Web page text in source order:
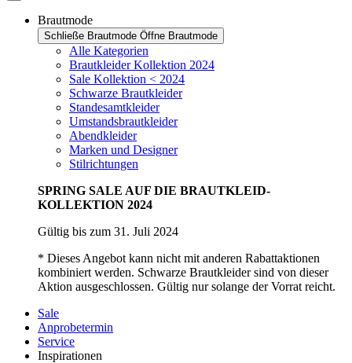
Brautmode
Schließe Brautmode Öffne Brautmode
Alle Kategorien
Brautkleider Kollektion 2024
Sale Kollektion < 2024
Schwarze Brautkleider
Standesamtkleider
Umstandsbrautkleider
Abendkleider
Marken und Designer
Stilrichtungen
SPRING SALE AUF DIE BRAUTKLEID-
KOLLEKTION 2024
Gültig bis zum 31. Juli 2024
* Dieses Angebot kann nicht mit anderen Rabattaktionen
kombiniert werden. Schwarze Brautkleider sind von dieser
Aktion ausgeschlossen. Gültig nur solange der Vorrat reicht.
Sale
Anprobetermin
Service
Inspirationen